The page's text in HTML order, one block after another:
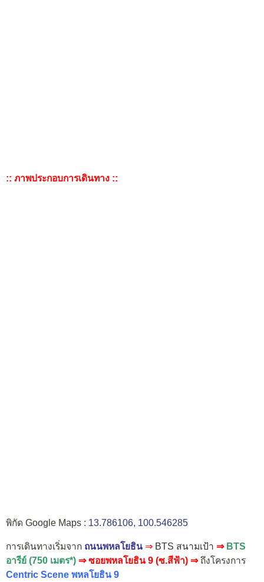
:: ภาพประกอบการเดินทาง ::
พิกัด Google Maps : 13.786106, 100.546285
การเดินทางเริ่มจาก ถนนพหลโยธิน ⇒ BTS สนามเป้า ⇒BTS
อารีย์ (750 เมตร*) ⇒ซอยพหลโยธิน 9 (ซ.สีฟ้า) ⇒ถึงโครงการ
Centric Scene พหลโยธิน 9